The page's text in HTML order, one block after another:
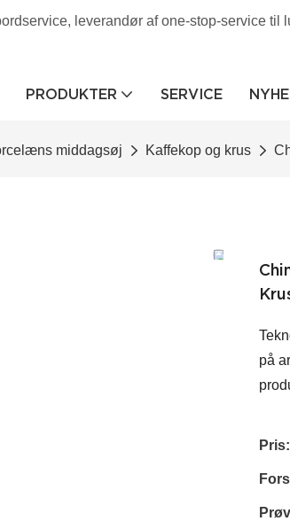
leverandør af one-stop-service til
PRODUKTER SERVICE
middagsøj Kaffekop og krus
på
Pris: